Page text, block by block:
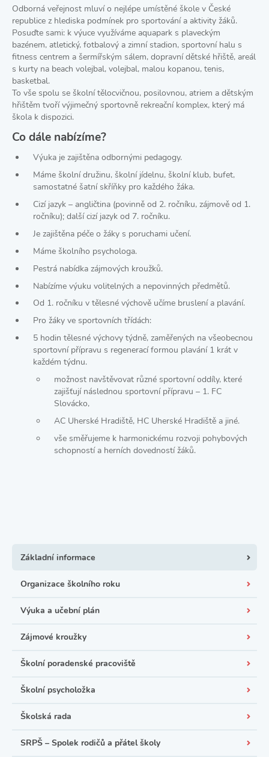
Odborná veřejnost mluví o nejlépe umístěné škole v České
republice z hlediska podmínek pro sportování a aktivity žáků.
Posuďte sami: k výuce využíváme aquapark s plaveckým
bazénem, atletický, fotbalový a zimní stadion, sportovní halu s
fitness centrem a šermířským sálem, dopravní dětské hřiště, areál
s kurty na beach volejbal, volejbal, malou kopanou, tenis,
basketbal.
To vše spolu se školní tělocvičnou, posilovnou, atriem a dětským
hřištěm tvoří výjimečný sportovně rekreační komplex, který má
škola k dispozici.
Co dále nabízíme?
Výuka je zajištěna odbornými pedagogy.
Máme školní družinu, školní jídelnu, školní klub, bufet,
samostatné šatní skříňky pro každého žáka.
Cizí jazyk – angličtina (povinně od 2. ročníku, zájmově od 1.
ročníku); další cizí jazyk od 7. ročníku.
Je zajištěna péče o žáky s poruchami učení.
Máme školního psychologa.
Pestrá nabídka zájmových kroužků.
Nabízíme výuku volitelných a nepovinných předmětů.
Od 1. ročníku v tělesné výchově učíme bruslení a plavání.
Pro žáky ve sportovních třídách:
5 hodin tělesné výchovy týdně, zaměřených na všeobecnou
sportovní přípravu s regenerací formou plavání 1 krát v
každém týdnu.
možnost navštěvovat různé sportovní oddíly, které
zajišťují následnou sportovní přípravu – 1. FC
Slovácko,
AC Uherské Hradiště, HC Uherské Hradiště a jiné.
vše směřujeme k harmonickému rozvoji pohybových
schopností a herních dovedností žáků.
Základní informace
Organizace školního roku
Výuka a učební plán
Zájmové kroužky
Školní poradenské pracoviště
Školní psycholožka
Školská rada
SRPŠ – Spolek rodičů a přátel školy